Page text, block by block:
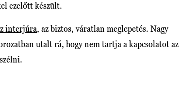
ezelőtt készült.
interjúra, az biztos, váratlan meglepetés. Nagy
utalt rá, hogy nem tartja a kapcsolatot az